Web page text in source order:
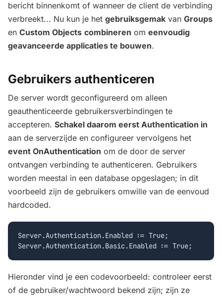
bericht binnenkomt of wanneer de client de verbinding
verbreekt... Nu kun je het gebruiksgemak van Groups
en Custom Objects combineren om eenvoudig
geavanceerde applicaties te bouwen.
Gebruikers authenticeren
De server wordt geconfigureerd om alleen
geauthenticeerde gebruikersverbindingen te
accepteren. Schakel daarom eerst Authentication in
aan de serverzijde en configureer vervolgens het
event OnAuthentication om de door de server
ontvangen verbinding te authenticeren. Gebruikers
worden meestal in een database opgeslagen; in dit
voorbeeld zijn de gebruikers omwille van de eenvoud
hardcoded.
Server.Authentication.Enabled := True;
Hieronder vind je een codevoorbeeld: controleer eerst
of de gebruiker/wachtwoord bekend zijn; zijn ze